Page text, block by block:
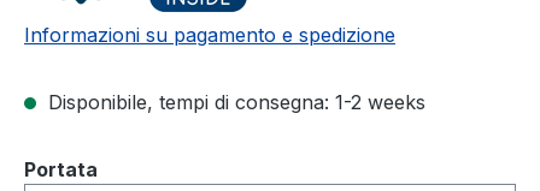
Informazioni su pagamento e spedizione
Disponibile, tempi di consegna: 1-2 weeks
Seleziona
Portata